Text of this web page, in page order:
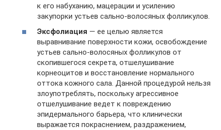
к его набуханию, мацерации и усилению
закупорки устьев сально-волосяных фолликулов.
Эксфолиация — ее целью является
выравнивание поверхности кожи, освобождение
устьев сально-волосяных фолликулов от
скопившегося секрета, отшелушивание
корнеоцитов и восстановление нормального
оттока кожного сала. Данной процедурой нельзя
злоупотреблять, поскольку агрессивное
отшелушивание ведет к повреждению
эпидермального барьера, что клинически
выражается покраснением, раздражением,